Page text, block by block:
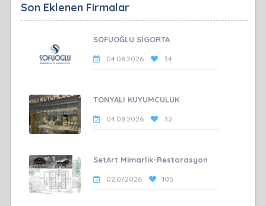
Son Eklenen Firmalar
SOFUOĞLU SİGORTA
04.08.2026 34
TONYALI KUYUMCULUK
04.08.2026 32
SetArt Mimarlık-Restorasyon
02.07.2026 105